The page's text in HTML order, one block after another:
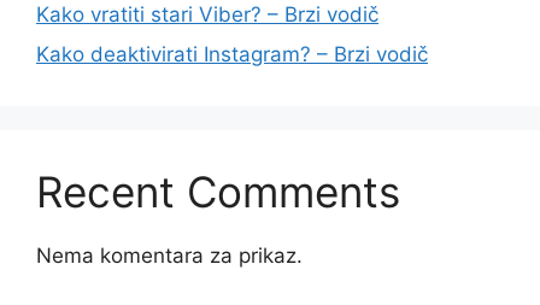
Kako vratiti stari Viber? – Brzi vodič
Kako deaktivirati Instagram? – Brzi vodič
Recent Comments
Nema komentara za prikaz.